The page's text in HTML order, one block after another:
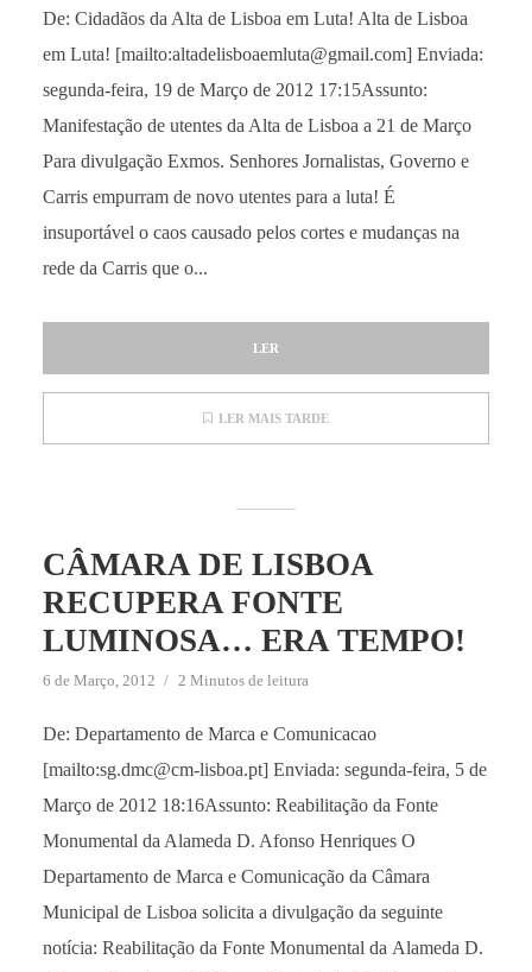
De: Cidadãos da Alta de Lisboa em Luta! Alta de Lisboa
em Luta! [mailto:altadelisboaemluta@gmail.com] Enviada:
segunda-feira, 19 de Março de 2012 17:15Assunto:
Manifestação de utentes da Alta de Lisboa a 21 de Março
Para divulgação Exmos. Senhores Jornalistas, Governo e
Carris empurram de novo utentes para a luta! É
insuportável o caos causado pelos cortes e mudanças na
rede da Carris que o...
LER
LER MAIS TARDE
CÂMARA DE LISBOA
RECUPERA FONTE
LUMINOSA… ERA TEMPO!
6 de Março, 2012 2 Minutos de leitura
De: Departamento de Marca e Comunicacao
[mailto:sg.dmc@cm-lisboa.pt] Enviada: segunda-feira, 5 de
Março de 2012 18:16Assunto: Reabilitação da Fonte
Monumental da Alameda D. Afonso Henriques O
Departamento de Marca e Comunicação da Câmara
Municipal de Lisboa solicita a divulgação da seguinte
notícia: Reabilitação da Fonte Monumental da Alameda D.